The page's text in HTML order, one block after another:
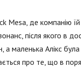
Mesa, де компанію їй
після якого в
а маленька Алікс
про те, що в